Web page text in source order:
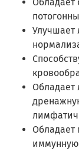
Улучшает
иммунную